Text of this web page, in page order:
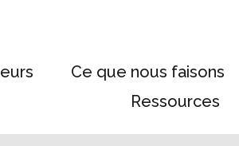
Ce que nous faisons
Ressources